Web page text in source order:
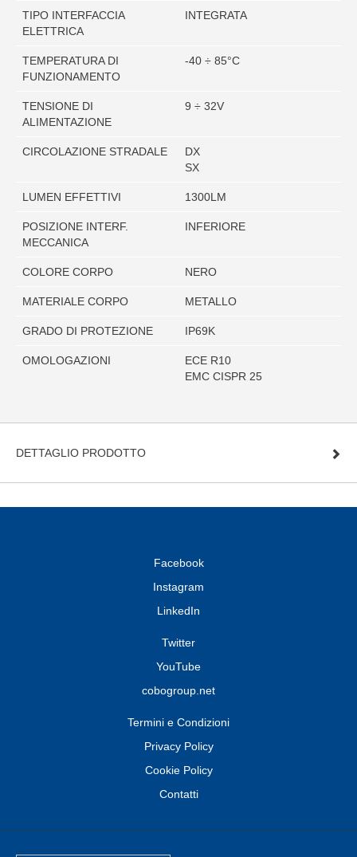
TIPO INTERFACCIA
ELETTRICA
INTEGRATA
TEMPERATURA DI
FUNZIONAMENTO
-40 ÷ 85°C
TENSIONE DI
ALIMENTAZIONE
9 ÷ 32V
CIRCOLAZIONE STRADALE
DX
SX
LUMEN EFFETTIVI 1300LM
POSIZIONE INTERF.
MECCANICA
INFERIORE
COLORE CORPO NERO
MATERIALE CORPO METALLO
GRADO DI PROTEZIONE IP69K
OMOLOGAZIONI
ECE R10
EMC CISPR 25
DETTAGLIO PRODOTTO
Facebook
Instagram
LinkedIn
Twitter
YouTube
cobogroup.net
Termini e Condizioni
Privacy Policy
Cookie Policy
Contatti